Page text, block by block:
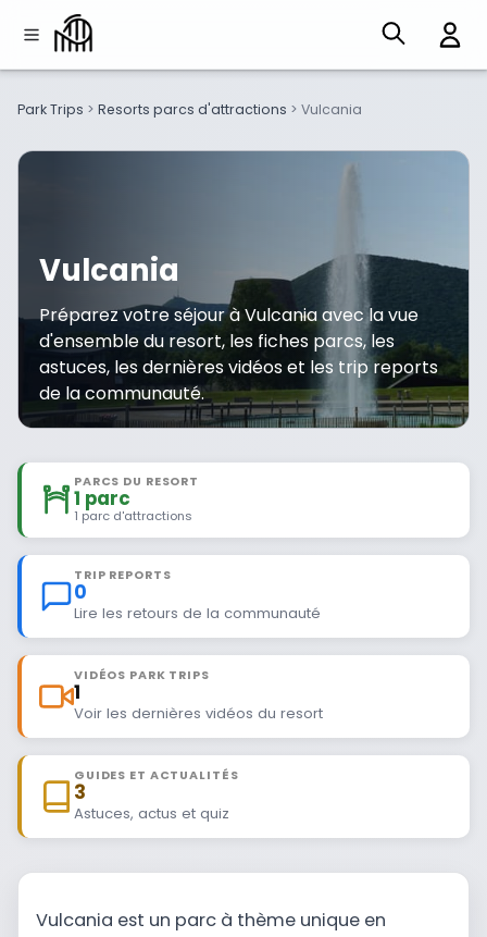
Park Trips > Resorts parcs d'attractions > Vulcania
Vulcania
Préparez votre séjour à Vulcania avec la vue
d'ensemble du resort, les fiches parcs, les
astuces, les dernières vidéos et les trip reports
de la communauté.
PARCS DU RESORT
1 parc
1 parc d'attractions
TRIP REPORTS
0
Lire les retours de la communauté
VIDÉOS PARK TRIPS
1
Voir les dernières vidéos du resort
GUIDES ET ACTUALITÉS
3
Astuces, actus et quiz
Vulcania est un parc à thème unique en